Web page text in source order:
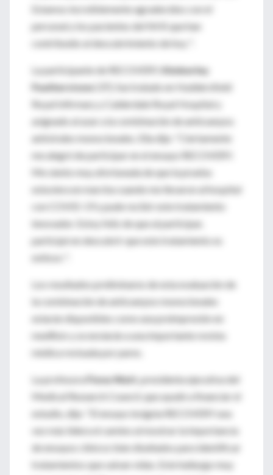
Estamos increíblemente agradecidos con el
personal y los pacientes del NHS que han
contribuido al descubrimiento de hoy ".
La participante de RECOVERY, Kimberley
Featherstone(37), fue tratado en Huddersfield
Royal Infirmary y Calderdale Royal Hospital y
asignado al azar a la combinación de anticuerpos
antivirales monoclonales. Ella dijo: “Ciertamente
me alegré de participar en el ensayo RECOVERY.
Me siento muy afortunada de que la prueba
estuviera en marcha cuando me llevaron al hospital
con COVID-19 y pude recibir este tratamiento
innovador. Estoy feliz de que al participar,
participé en descubrir que este tratamiento es
exitoso ".
Los resultados preliminares de esta evaluación de
la combinación de anticuerpos monoclonales
estarán disponibles como una preimpresión en
medRxiv y se enviarán a una importante revista
médica revisada por pares.
La profesora Fiona Watt, presidenta ejecutiva del
Medical Research Council, que ayudó a financiar el
estudio, dijo: “El ensayo insignia RECOVERY una
vez más lidera el camino al mostrar la importancia
de ensayos clínicos bien diseñados para identificar
tratamientos que salvan vidas. Este hallazgo muy